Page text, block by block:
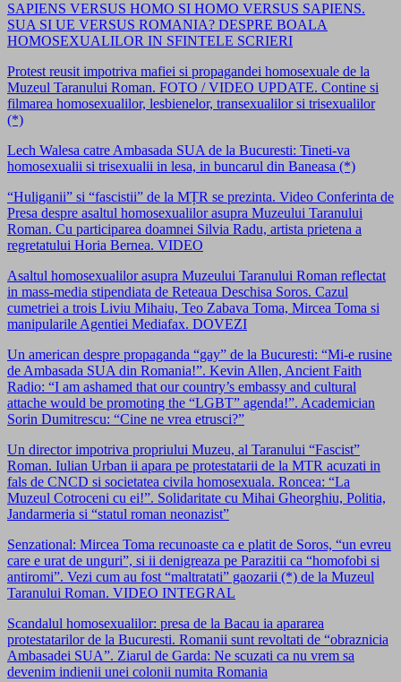
SAPIENS VERSUS HOMO SI HOMO VERSUS SAPIENS.
SUA SI UE VERSUS ROMANIA? DESPRE BOALA
HOMOSEXUALILOR IN SFINTELE SCRIERI
Protest reusit impotriva mafiei si propagandei homosexuale de la
Muzeul Taranului Roman. FOTO / VIDEO UPDATE. Contine si
filmarea homosexualilor, lesbienelor, transexualilor si trisexualilor
(*)
Lech Walesa catre Ambasada SUA de la Bucuresti: Tineti-va
homosexualii si trisexualii in lesa, in buncarul din Baneasa (*)
“Huliganii” si “fascistii” de la MȚR se prezinta. Video Conferinta de
Presa despre asaltul homosexualilor asupra Muzeului Taranului
Roman. Cu participarea doamnei Silvia Radu, artista prietena a
regretatului Horia Bernea. VIDEO
Asaltul homosexualilor asupra Muzeului Taranului Roman reflectat
in mass-media stipendiata de Reteaua Deschisa Soros. Cazul
cumetriei a trois Liviu Mihaiu, Teo Zabava Toma, Mircea Toma si
manipularile Agentiei Mediafax. DOVEZI
Un american despre propaganda “gay” de la Bucuresti: “Mi-e rusine
de Ambasada SUA din Romania!”. Kevin Allen, Ancient Faith
Radio: “I am ashamed that our country’s embassy and cultural
attache would be promoting the “LGBT” agenda!”. Academician
Sorin Dumitrescu: “Cine ne vrea etrusci?”
Un director impotriva propriului Muzeu, al Taranului “Fascist”
Roman. Iulian Urban ii apara pe protestatarii de la MTR acuzati in
fals de CNCD si societatea civila homosexuala. Roncea: “La
Muzeul Cotroceni cu ei!”. Solidaritate cu Mihai Gheorghiu, Politia,
Jandarmeria si “statul roman neonazist”
Senzational: Mircea Toma recunoaste ca e platit de Soros, “un evreu
care e urat de unguri”, si ii denigreaza pe Parazitii ca “homofobi si
antiromi”. Vezi cum au fost “maltratati” gaozarii (*) de la Muzeul
Taranului Roman. VIDEO INTEGRAL
Scandalul homosexualilor: presa de la Bacau ia apararea
protestatarilor de la Bucuresti. Romanii sunt revoltati de “obraznicia
Ambasadei SUA”. Ziarul de Garda: Ne scuzati ca nu vrem sa
devenim indienii unei colonii numita Romania